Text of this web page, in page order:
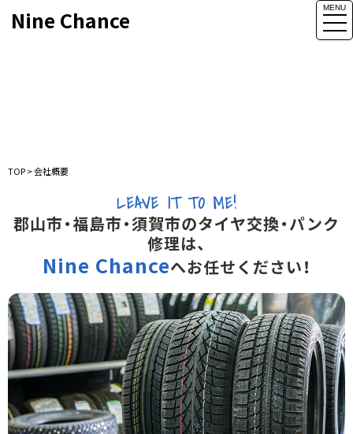
Nine Chance MENU
TOP>会社概要
LEAVE IT TO ME!
郡山市・福島市・須賀市のタイヤ交換・パンク
修理は、
Nine Chanceへお任せください！